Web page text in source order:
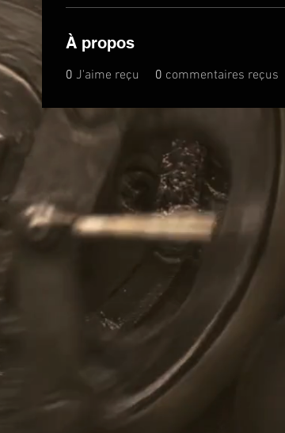
À propos
0 J'aime reçu 0 commentaires reçus